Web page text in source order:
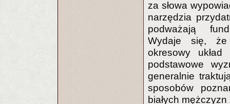
za słowa
narzędzia
podważają
Wydaje się, że
okresowy
podstawowe
generalnie
sposobów
białych